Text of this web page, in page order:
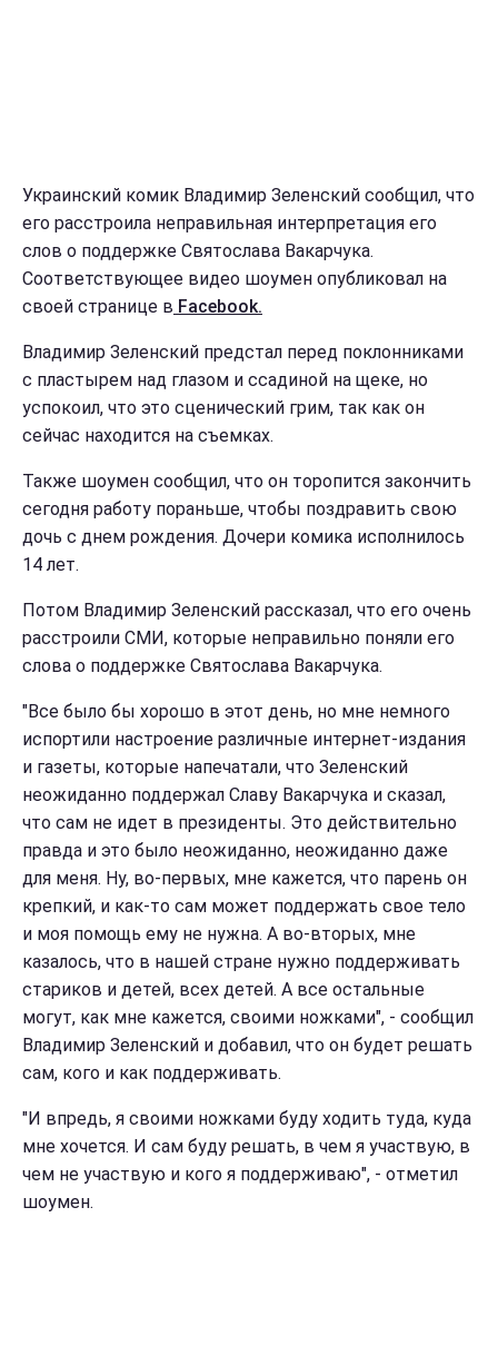
Украинский комик Владимир Зеленский сообщил, что
его расстроила неправильная интерпретация его
слов о поддержке Святослава Вакарчука.
Соответствующее видео шоумен опубликовал на
своей странице в Facebook.
Владимир Зеленский предстал перед поклонниками
с пластырем над глазом и ссадиной на щеке, но
успокоил, что это сценический грим, так как он
сейчас находится на съемках.
Также шоумен сообщил, что он торопится закончить
сегодня работу пораньше, чтобы поздравить свою
дочь с днем рождения. Дочери комика исполнилось
14 лет.
Потом Владимир Зеленский рассказал, что его очень
расстроили СМИ, которые неправильно поняли его
слова о поддержке Святослава Вакарчука.
"Все было бы хорошо в этот день, но мне немного
испортили настроение различные интернет-издания
и газеты, которые напечатали, что Зеленский
неожиданно поддержал Славу Вакарчука и сказал,
что сам не идет в президенты. Это действительно
правда и это было неожиданно, неожиданно даже
для меня. Ну, во-первых, мне кажется, что парень он
крепкий, и как-то сам может поддержать свое тело
и моя помощь ему не нужна. А во-вторых, мне
казалось, что в нашей стране нужно поддерживать
стариков и детей, всех детей. А все остальные
могут, как мне кажется, своими ножками", - сообщил
Владимир Зеленский и добавил, что он будет решать
сам, кого и как поддерживать.
"И впредь, я своими ножками буду ходить туда, куда
мне хочется. И сам буду решать, в чем я участвую, в
чем не участвую и кого я поддерживаю", - отметил
шоумен.